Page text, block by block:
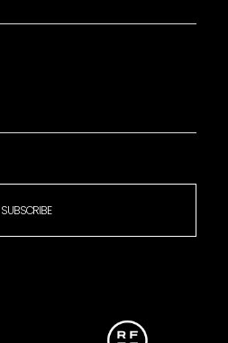
SUBSCRIBE